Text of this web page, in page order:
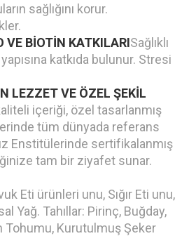
sağlığını korur.
VE BİOTİN KATKILARISağlıklı
katkıda bulunur. Stresi
LEZZET VE ÖZEL ŞEKİL
içeriği, özel tasarlanmış
tüm dünyada referans
Enstitülerinde sertifikalanmış
tam bir ziyafet sunar.
Eti ürünleri unu, Sığır Eti unu,
Yağ. Tahıllar: Pirinç, Buğday,
Tohumu, Kurutulmuş Şeker